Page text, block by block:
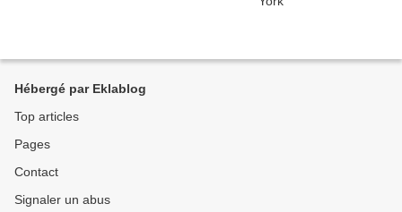
Hébergé par Eklablog
Top articles
Pages
Contact
Signaler un abus